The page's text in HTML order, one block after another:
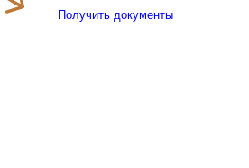
Получить документы